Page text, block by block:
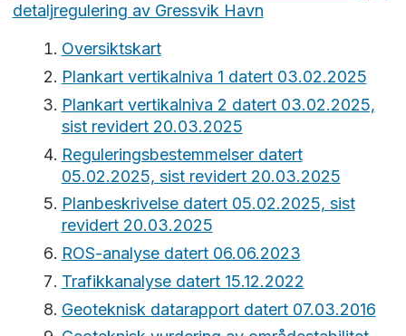
detaljregulering av Gressvik Havn
Oversiktskart
Plankart vertikalniva 1 datert 03.02.2025
Plankart vertikalniva 2 datert 03.02.2025,
sist revidert 20.03.2025
Reguleringsbestemmelser datert
05.02.2025, sist revidert 20.03.2025
Planbeskrivelse datert 05.02.2025, sist
revidert 20.03.2025
ROS-analyse datert 06.06.2023
Trafikkanalyse datert 15.12.2022
Geoteknisk datarapport datert 07.03.2016